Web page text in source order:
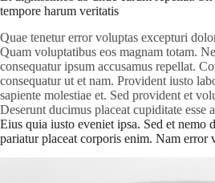
tempore harum veritatis
Quae tenetur error voluptas excepturi
Quam voluptatibus eos magnam totam.
consequatur ipsum accusamus repellat.
consequatur ut et nam. Provident iusto
sapiente molestiae et. Sed provident et
Deserunt ducimus placeat cupiditate esse
Eius quia iusto eveniet ipsa. Sed et nemo
pariatur placeat corporis enim. Nam error